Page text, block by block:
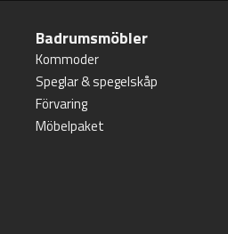
Badrumsmöbler
Kommoder
Speglar & spegelskåp
Förvaring
Möbelpaket